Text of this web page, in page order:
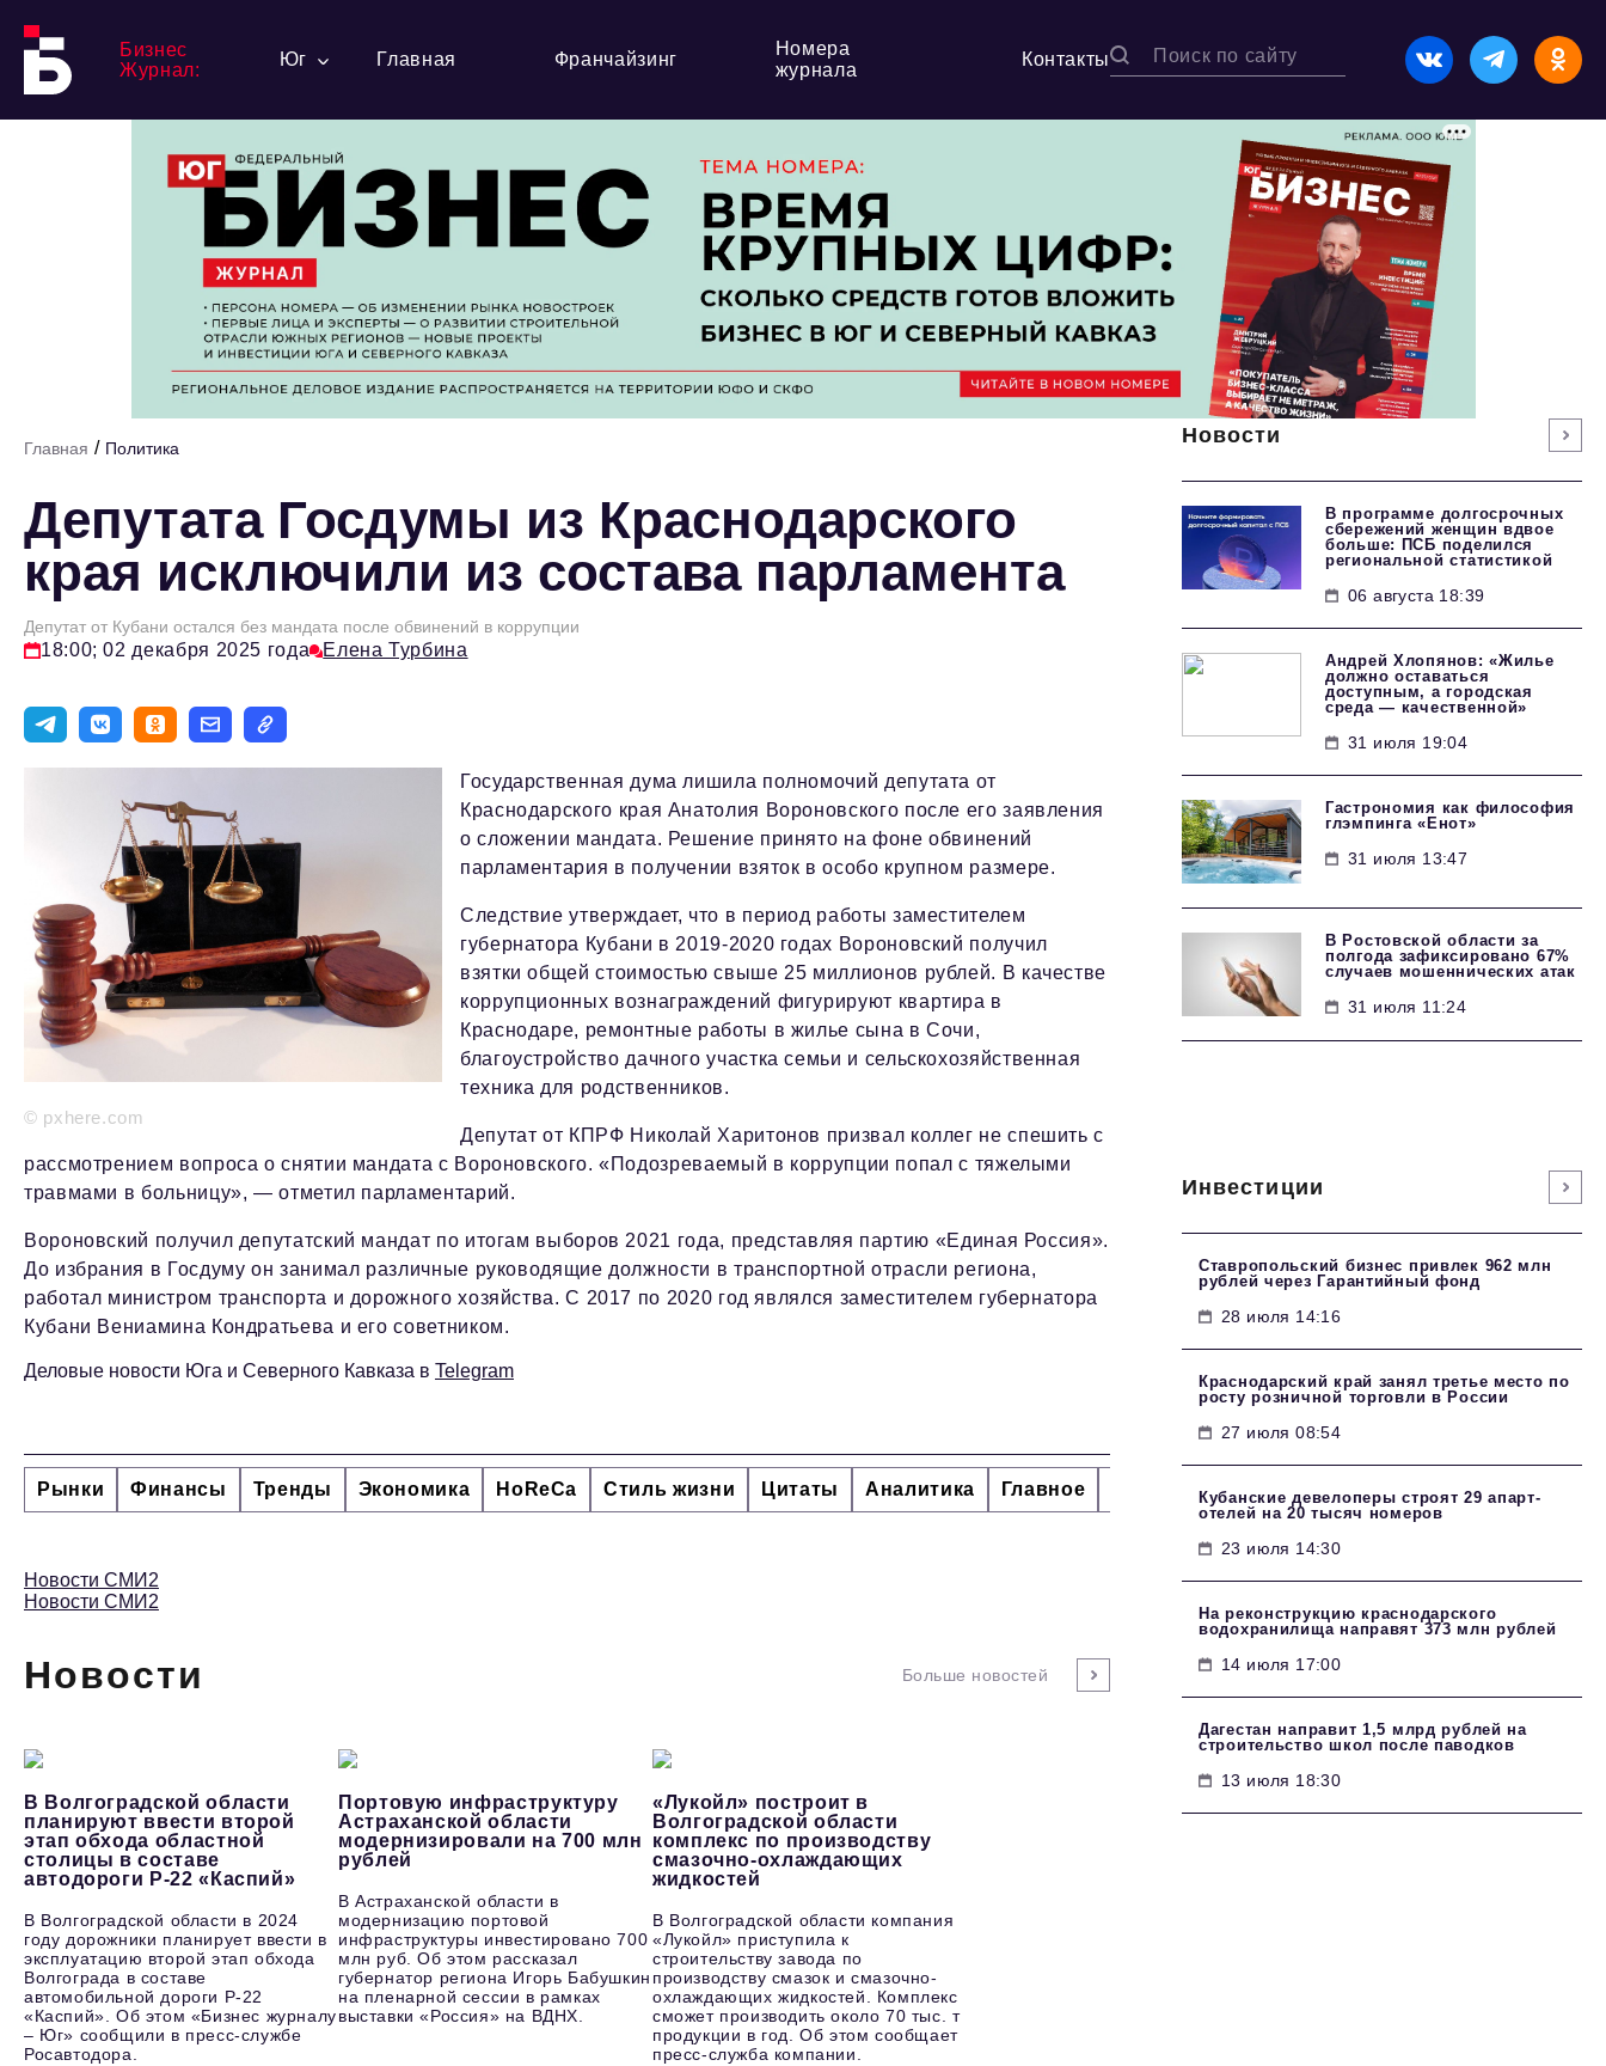
Бизнес
Журнал:
Юг Главная Франчайзинг
Номера
журнала
Контакты
Главная / Политика
Депутата Госдумы из Краснодарского
края исключили из состава парламента
Депутат от Кубани остался без мандата после обвинений в коррупции
18:00; 02 декабря 2025 года Елена Турбина
© pxhere.com
Государственная дума лишила полномочий депутата от
Краснодарского края Анатолия Вороновского после его заявления
о сложении мандата. Решение принято на фоне обвинений
парламентария в получении взяток в особо крупном размере.
Следствие утверждает, что в период работы заместителем
губернатора Кубани в 2019-2020 годах Вороновский получил
взятки общей стоимостью свыше 25 миллионов рублей. В качестве
коррупционных вознаграждений фигурируют квартира в
Краснодаре, ремонтные работы в жилье сына в Сочи,
благоустройство дачного участка семьи и сельскохозяйственная
техника для родственников.
Депутат от КПРФ Николай Харитонов призвал коллег не спешить с
рассмотрением вопроса о снятии мандата с Вороновского. «Подозреваемый в коррупции попал с тяжелыми
травмами в больницу», — отметил парламентарий.
Вороновский получил депутатский мандат по итогам выборов 2021 года, представляя партию «Единая Россия».
До избрания в Госдуму он занимал различные руководящие должности в транспортной отрасли региона,
работал министром транспорта и дорожного хозяйства. С 2017 по 2020 год являлся заместителем губернатора
Кубани Вениамина Кондратьева и его советником.
Деловые новости Юга и Северного Кавказа в Telegram
Рынки Финансы Тренды Экономика HoReCa Стиль жизни Цитаты Аналитика Главное Интервью Сделано в России Право
Новости СМИ2
Новости СМИ2
Новости Больше новостей
В Волгоградской области
планируют ввести второй
этап обхода областной
столицы в составе
автодороги Р-22 «Каспий»
В Волгоградской области в 2024
году дорожники планирует ввести в
эксплуатацию второй этап обхода
Волгограда в составе
автомобильной дороги Р-22
«Каспий». Об этом «Бизнес журналу
– Юг» сообщили в пресс-службе
Росавтодора.
Портовую инфраструктуру
Астраханской области
модернизировали на 700 млн
рублей
В Астраханской области в
модернизацию портовой
инфраструктуры инвестировано 700
млн руб. Об этом рассказал
губернатор региона Игорь Бабушкин
на пленарной сессии в рамках
выставки «Россия» на ВДНХ.
«Лукойл» построит в
Волгоградской области
комплекс по производству
смазочно-охлаждающих
жидкостей
В Волгоградской области компания
«Лукойл» приступила к
строительству завода по
производству смазок и смазочно-
охлаждающих жидкостей. Комплекс
сможет производить около 70 тыс. т
продукции в год. Об этом сообщает
пресс-служба компании.
Новости
В программе долгосрочных
сбережений женщин вдвое
больше: ПСБ поделился
региональной статистикой
06 августа 18:39
Андрей Хлопянов: «Жилье
должно оставаться
доступным, а городская
среда — качественной»
31 июля 19:04
Гастрономия как философия
глэмпинга «Енот»
31 июля 13:47
В Ростовской области за
полгода зафиксировано 67%
случаев мошеннических атак
31 июля 11:24
Инвестиции
Ставропольский бизнес привлек 962 млн
рублей через Гарантийный фонд
28 июля 14:16
Краснодарский край занял третье место по
росту розничной торговли в России
27 июля 08:54
Кубанские девелоперы строят 29 апарт-
отелей на 20 тысяч номеров
23 июля 14:30
На реконструкцию краснодарского
водохранилища направят 373 млн рублей
14 июля 17:00
Дагестан направит 1,5 млрд рублей на
строительство школ после паводков
13 июля 18:30